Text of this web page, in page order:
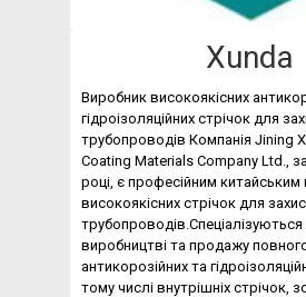
Xunda
Виробник високоякісних
гідроізоляційних стрічок для
трубопроводів Компанія Jining
Coating Materials Company Ltd.,
році, є професійним
високоякісних стрічок для
трубопроводів.Спеціалізуються
виробництві та продажу
антикорозійних та
тому числі внутрішніх стрічок,